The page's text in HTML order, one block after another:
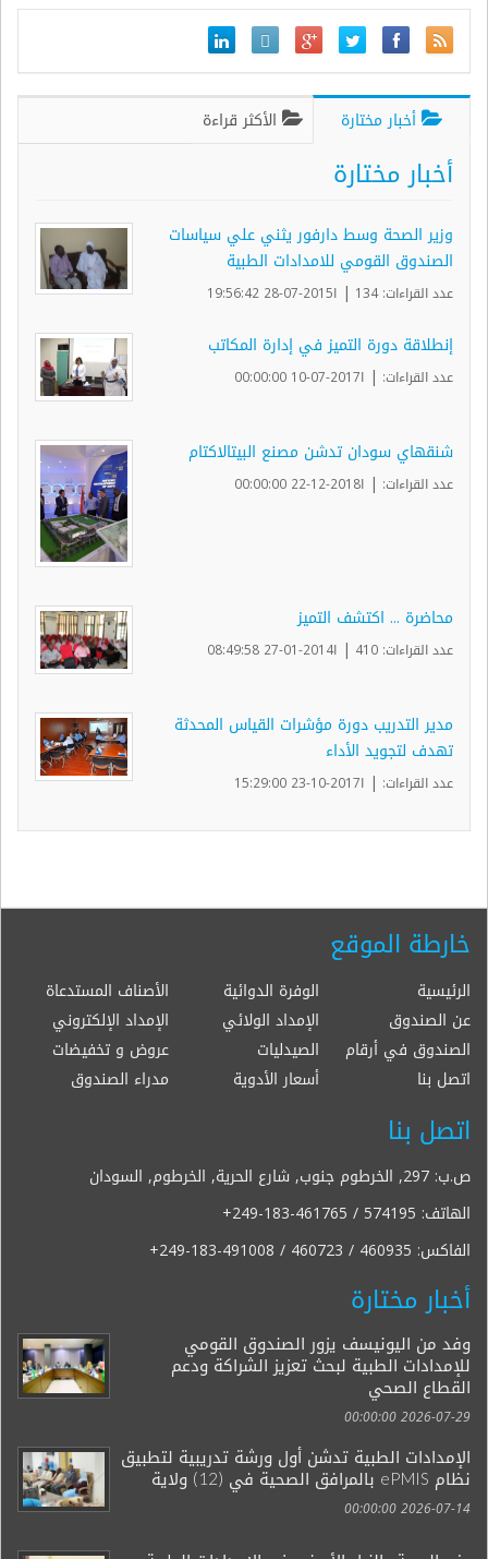
أخبار مختارة الأكثر قراءة
أخبار مختارة
وزير الصحة وسط دارفور يثني علي سياسات
الصندوق القومي للامدادات الطبية
عدد القراءات: 134 | ا2015-07-28 19:56:42
إنطلاقة دورة التميز في إدارة المكاتب
عدد القراءات: | ا2017-07-10 00:00:00
شنقهاي سودان تدشن مصنع البيتالاكتام
عدد القراءات: | ا2018-12-22 00:00:00
محاضرة ... اكتشف التميز
عدد القراءات: 410 | ا2014-01-27 08:49:58
مدير التدريب دورة مؤشرات القياس المحدثة
تهدف لتجويد الأداء
عدد القراءات: | ا2017-10-23 15:29:00
خارطة الموقع
الرئيسية الوفرة الدوائية
الأصناف المستدعاة
عن الصندوق
الإمداد الولائي
الإمداد الإلكتروني
الصندوق في أرقام
الصيدليات
عروض و تخفيضات
اتصل بنا
أسعار الأدوية مدراء الصندوق
اتصل بنا
ص.ب: 297, الخرطوم جنوب, شارع الحرية, الخرطوم, السودان
الهاتف: +249-183-461765 / 574195
الفاكس: +249-183-491008 / 460723 / 460935
أخبار مختارة
وفد من اليونيسف يزور الصندوق القومي
للإمدادات الطبية لبحث تعزيز الشراكة ودعم
القطاع الصحي
2026-07-29 00:00:00
الإمدادات الطبية تدشن أول ورشة تدريبية لتطبيق
نظام ePMIS بالمرافق الصحية في (12) ولاية
2026-07-14 00:00:00